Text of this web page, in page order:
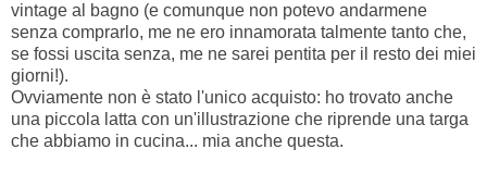
vintage al bagno (e comunque non potevo andarmene
senza comprarlo, me ne ero innamorata talmente tanto che,
se fossi uscita senza, me ne sarei pentita per il resto dei miei
giorni!).
Ovviamente non è stato l'unico acquisto: ho trovato anche
una piccola latta con un'illustrazione che riprende una targa
che abbiamo in cucina... mia anche questa.